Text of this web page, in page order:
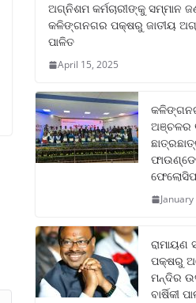
ଅଗ୍ନିଶମ କର୍ମଚାରୀଙ୍କୁ ସମ୍ମାନ
କଳିଙ୍ଗନଗର ପକ୍ଷରୁ ଜାତୀୟ
ପାଳିତ
April 15, 2025
ଅଞ୍ଚଳର
ଫେଲୋସିପ୍‌
ରାମାୟଣ
ପକ୍ଷରୁ
ମନ୍ଦିର
ବାର୍ଷିକୀ